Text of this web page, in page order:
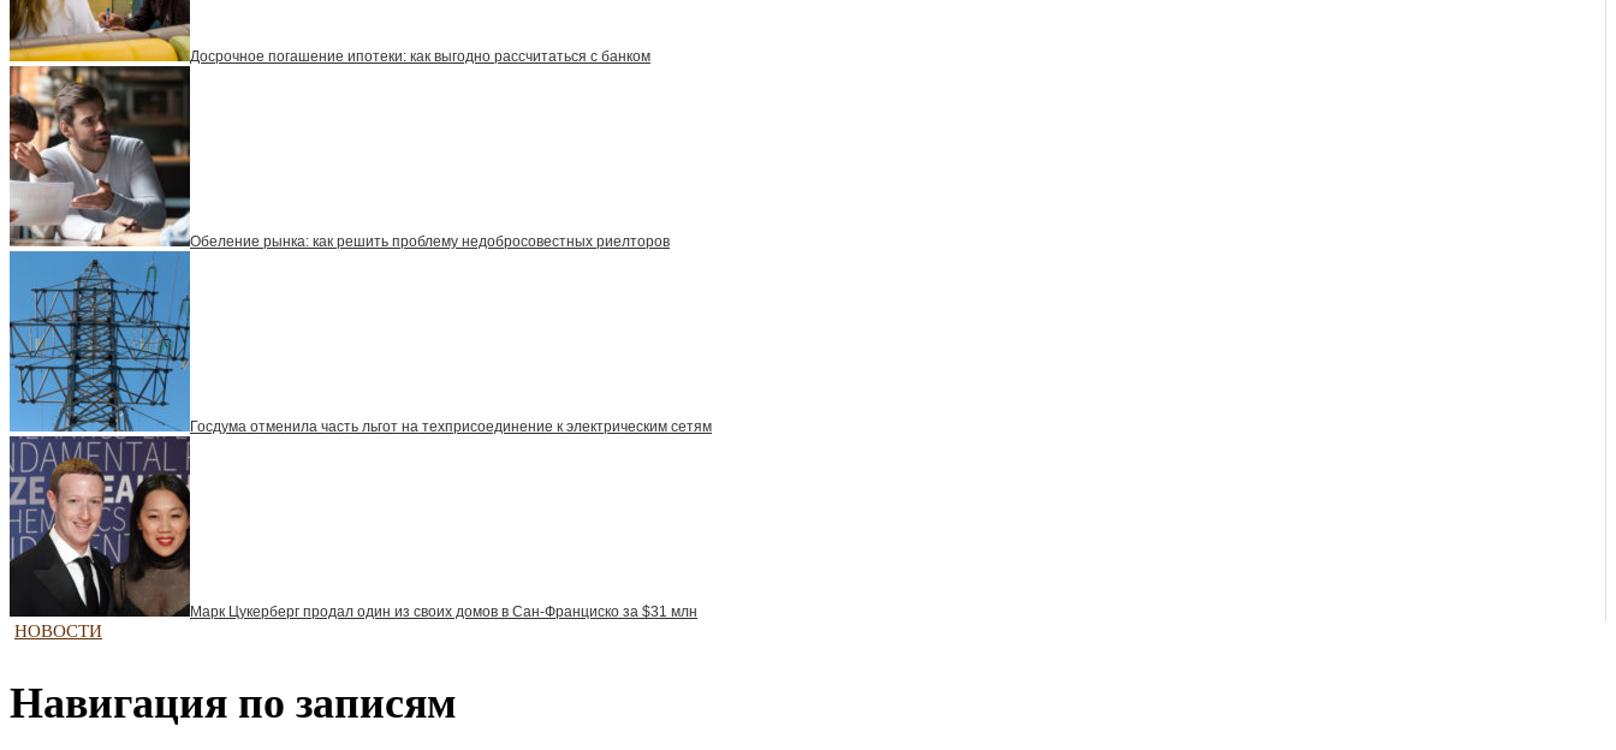
Досрочное погашение ипотеки: как выгодно рассчитаться с банком
Обеление рынка: как решить проблему недобросовестных риелторов
Госдума отменила часть льгот на техприсоединение к электрическим сетям
Марк Цукерберг продал один из своих домов в Сан-Франциско за $31 млн
НОВОСТИ
Навигация по записям